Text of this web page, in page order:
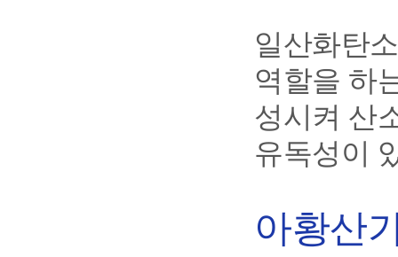
일산화탄
역할을 하
성시켜 산
유독성이
아황산